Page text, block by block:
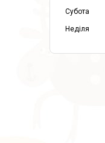
Субота
Неділя